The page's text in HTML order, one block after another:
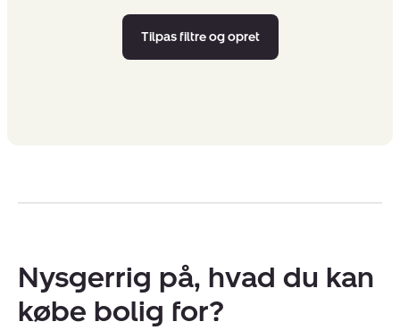
Tilpas filtre og opret
Nysgerrig på, hvad du kan
købe bolig for?